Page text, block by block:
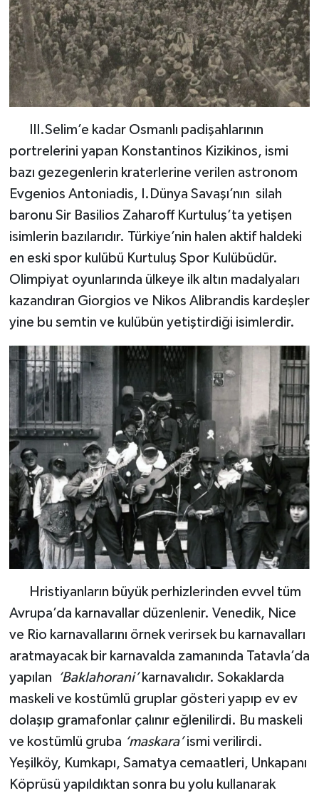
III.Selim’e kadar Osmanlı padişahlarının
portrelerini yapan Konstantinos Kizikinos, ismi
bazı gezegenlerin kraterlerine verilen astronom
Evgenios Antoniadis, I.Dünya Savaşı’nın silah
baronu Sir Basilios Zaharoff Kurtuluş’ta yetişen
isimlerin bazılarıdır. Türkiye’nin halen aktif haldeki
en eski spor kulübü Kurtuluş Spor Kulübüdür.
Olimpiyat oyunlarında ülkeye ilk altın madalyaları
kazandıran Giorgios ve Nikos Alibrandis kardeşler
yine bu semtin ve kulübün yetiştirdiği isimlerdir.
Hristiyanların büyük perhizlerinden evvel tüm
Avrupa’da karnavallar düzenlenir. Venedik, Nice
ve Rio karnavallarını örnek verirsek bu karnavalları
aratmayacak bir karnavalda zamanında Tatavla’da
yapılan
‘Baklahorani’ karnavalıdır. Sokaklarda
maskeli ve kostümlü gruplar gösteri yapıp ev ev
dolaşıp gramafonlar çalınır eğlenilirdi. Bu maskeli
ve kostümlü gruba ‘maskara’ismi verilirdi.
Yeşilköy, Kumkapı, Samatya cemaatleri, Unkapanı
Köprüsü yapıldıktan sonra bu yolu kullanarak